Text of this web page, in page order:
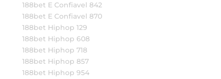
188bet E Confiavel 842
188bet E Confiavel 870
188bet Hiphop 129
188bet Hiphop 608
188bet Hiphop 718
188bet Hiphop 857
188bet Hiphop 954